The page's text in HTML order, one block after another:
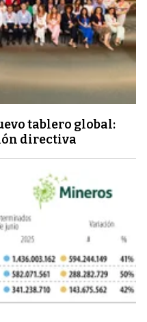
tablero global:
directiva